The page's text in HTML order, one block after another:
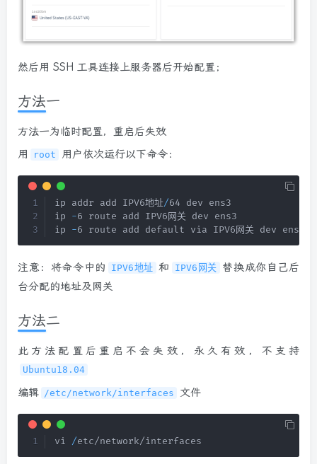
然后用 SSH 工具连接上服务器后开始配置；
方法一
方法一为临时配置，重启后失效
用
root 用户依次运行以下命令：
ip addr add IPV6地址/64 dev ens3
ip -6 route add IPV6网关 dev ens3
ip -6 route add default via IPV6网关 dev ens3
注意：将命令中的 IPV6地址 和 IPV6网关 替换成你自己后
台分配的地址及网关
方法二
此方法配置后重启不会失效，永久有效，不支持
Ubuntu18.04
编辑 /etc/network/interfaces 文件
vi /etc/network/interfaces